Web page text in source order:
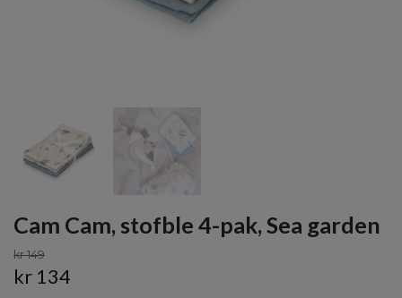
Cam Cam, stofble 4-pak, Sea garden
kr 149
kr 134